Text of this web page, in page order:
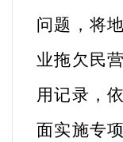
问题， 将
业拖欠民
用记录，
面实施专